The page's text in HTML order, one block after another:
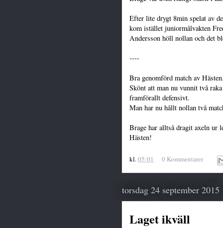
Efter lite drygt 8min spelat av
kom istället juniormålvakten
Andersson höll nollan och det
----
Bra genomförd match av
Skönt att man nu vunnit två
framförallt defensivt.
Man har nu hållt nollan två
Brage har alltså dragit axeln ur
Hästen!
kl.05:01 0 Kommentarer
torsdag 24 september 2015
Laget ikväll